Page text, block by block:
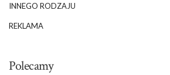
INNEGO RODZAJU
REKLAMA
Polecamy